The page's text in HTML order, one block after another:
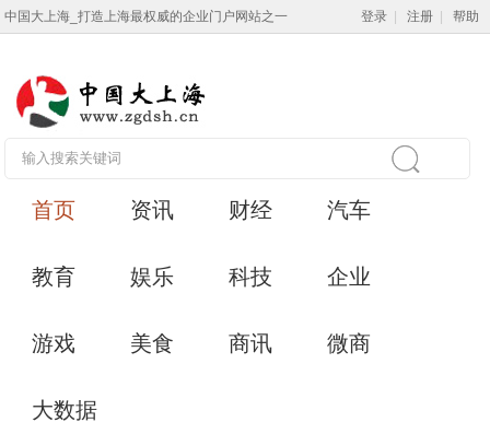
中国大上海_打造上海最权威的企业门户网站之一 登录 注册 帮助
首页 资讯 财经 汽车
教育 娱乐 科技 企业
游戏 美食 商讯 微商
大数据